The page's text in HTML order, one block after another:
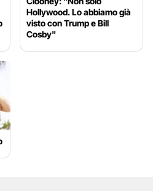
Hollywood. Lo abbiamo già
visto con Trump e Bill
Cosby"